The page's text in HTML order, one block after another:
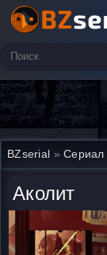
BZserial »Сериал
Аколит